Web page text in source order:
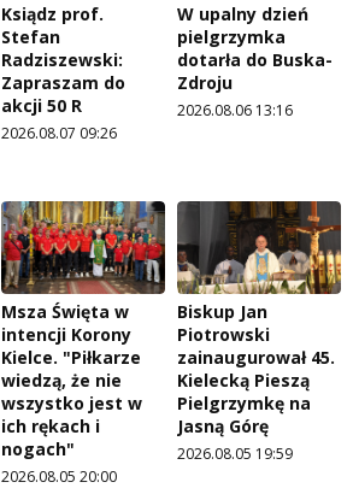
Ksiądz prof.
Stefan
Radziszewski:
Zapraszam do
akcji 50 R
2026.08.07 09:26
W upalny dzień
pielgrzymka
dotarła do Buska-
Zdroju
2026.08.06 13:16
Msza Święta w
intencji Korony
Kielce. "Piłkarze
wiedzą, że nie
wszystko jest w
ich rękach i
nogach"
2026.08.05 20:00
Biskup Jan
Piotrowski
zainaugurował 45.
Kielecką Pieszą
Pielgrzymkę na
Jasną Górę
2026.08.05 19:59